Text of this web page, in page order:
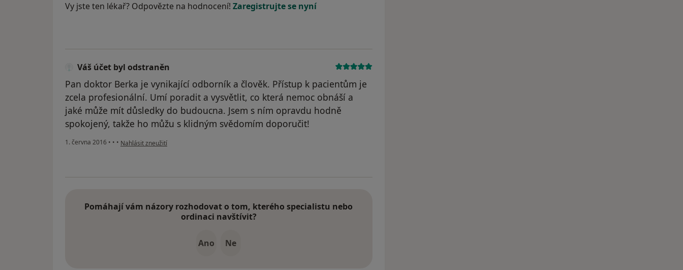
Vy jste ten lékař? Odpovězte na hodnocení! Zaregistrujte se nyní
Váš účet byl odstraněn
Pan doktor Berka je vynikající odborník a člověk. Přístup k pacientům je
zcela profesionální. Umí poradit a vysvětlit, co která nemoc obnáší a
jaké může mít důsledky do budoucna. Jsem s ním opravdu hodně
spokojený, takže ho můžu s klidným svědomím doporučit!
1. června 2016 • • • podle názoru uživatele Váš účet byl odstraněn
Nahlásit zneužití
Pomáhají vám názory rozhodovat o tom, kterého specialistu nebo
ordinaci navštívit?
Ano Ne